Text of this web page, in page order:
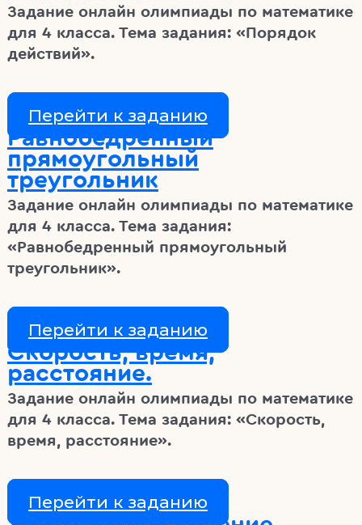
Задание онлайн олимпиады по математике
для 4 класса. Тема задания: «Порядок
действий».
Перейти к заданию
Равнобедренный
прямоугольный
треугольник
Задание онлайн олимпиады по математике
для 4 класса. Тема задания:
«Равнобедренный прямоугольный
треугольник».
Перейти к заданию
Скорость, время,
расстояние.
Задание онлайн олимпиады по математике
для 4 класса. Тема задания: «Скорость,
время, расстояние».
Перейти к заданию